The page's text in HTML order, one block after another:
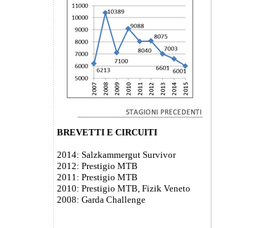
BREVETTI E CIRCUITI
2014: Salzkammergut Survivor
2012: Prestigio MTB
2011: Prestigio MTB
2010: Prestigio MTB, Fizik Veneto
2008: Garda Challenge